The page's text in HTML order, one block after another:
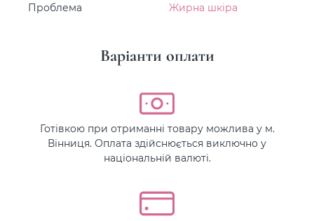
Проблема Жирна шкіра
Варіанти оплати
Готівкою при отриманні товару можлива у м.
Вінниця. Оплата здійснюється виключно у
національній валюті.